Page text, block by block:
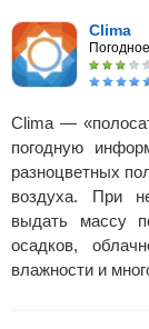
Clima
Clima —
погодную
разноцветных
воздуха. При
выдать массу
осадков,
влажности и